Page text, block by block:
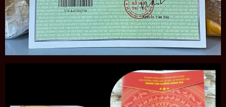
tháng đầu tiên.
HỎI, ĐÁP VỀ SẢN PHẨM
Hỏi: Phí vận chuyển được tính như thế nào?
Yến Sào Cô Ba miễn phí ship hàng cho tất cả các
đơn hàng từ 1.000.000 đồng trở lên. Xin quý khách lưu